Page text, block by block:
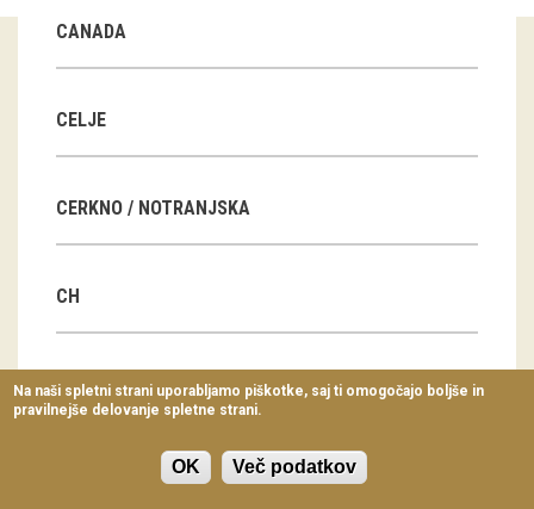
Arhiv razstav
dogodki
Predavanja
Delavnice
Vodeni ogledi
CANADA
CELJE
CERKNO / NOTRANJSKA
CH
CN
Na naši spletni strani uporabljamo piškotke, saj ti omogočajo boljše in
pravilnejše delovanje spletne strani.
OK Več podatkov